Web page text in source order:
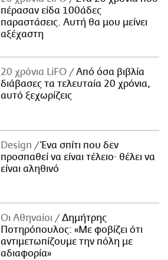
πέρασαν είδα 100άδες
παραστάσεις. Αυτή θα μου μείνει
αξέχαστη
20 χρόνια LiFO
Από όσα βιβλία
διάβασες τα τελευταία 20 χρόνια,
αυτό ξεχωρίζεις
Design
Ένα σπίτι που δεν
προσπαθεί να είναι τέλειο· θέλει να
είναι αληθινό
Οι Αθηναίοι
Δημήτρης
Ποτηρόπουλος: «Με φοβίζει ότι
αντιμετωπίζουμε την πόλη με
αδιαφορία»